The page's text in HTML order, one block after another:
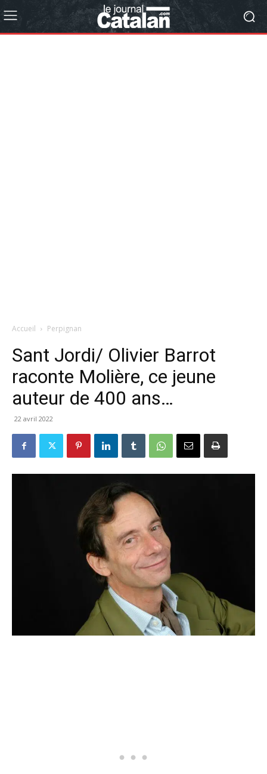
Accueil Perpignan
Sant Jordi/ Olivier Barrot
raconte Molière, ce jeune
auteur de 400 ans…
22 avril 2022